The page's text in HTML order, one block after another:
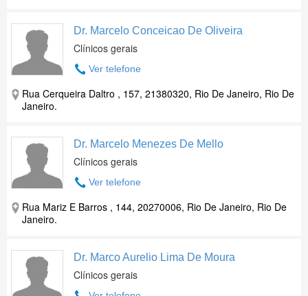
Dr. Marcelo Conceicao De Oliveira
Clínicos gerais
Ver telefone
Rua Cerqueira Daltro , 157, 21380320, Rio De Janeiro, Rio De
Janeiro.
Dr. Marcelo Menezes De Mello
Clínicos gerais
Ver telefone
Rua Mariz E Barros , 144, 20270006, Rio De Janeiro, Rio De
Janeiro.
Dr. Marco Aurelio Lima De Moura
Clínicos gerais